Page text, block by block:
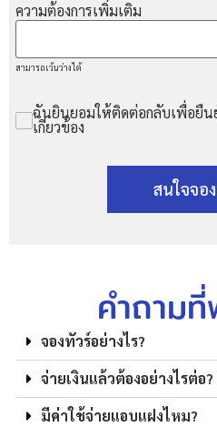
ความต้องการเพิ่มเติม
สามารถเว้นว่างได้
ฉันยินยอมให้ติดต่อกลับเพื่อยืน
เกี่ยวข้อง
สนใจจอ
คำถาม
จองทัวร์อย่างไร?
จ่ายเงินแล้วต้องอย่างไรต่อ?
มีค่าใช้จ่ายแอบแฝงไหม?